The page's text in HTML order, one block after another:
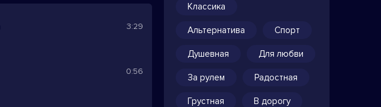
3:29
0:56
Классика
Альтернатива Спорт
Душевная Для любви
За рулем Радостная
Грустная В дорогу